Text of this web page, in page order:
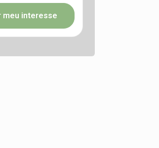
meu interesse